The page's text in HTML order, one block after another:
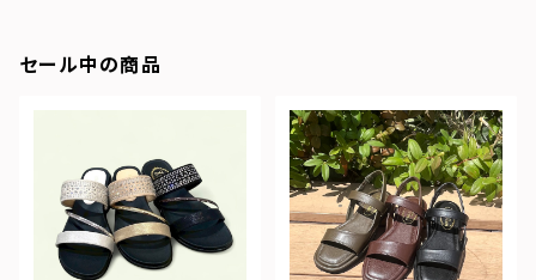
セール中の商品